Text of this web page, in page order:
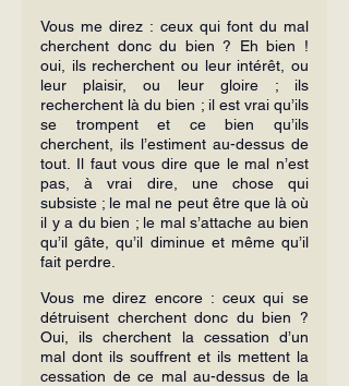
Vous me direz : ceux qui font du mal
cherchent donc du bien ? Eh bien !
oui, ils recherchent ou leur intérêt, ou
leur plaisir, ou leur gloire ; ils
recherchent là du bien ; il est vrai qu’ils
se trompent et ce bien qu’ils
cherchent, ils l’estiment au-dessus de
tout. Il faut vous dire que le mal n’est
pas, à vrai dire, une chose qui
subsiste ; le mal ne peut être que là où
il y a du bien ; le mal s’attache au bien
qu’il gâte, qu’il diminue et même qu’il
fait perdre.
Vous me direz encore : ceux qui se
détruisent cherchent donc du bien ?
Oui, ils cherchent la cessation d’un
mal dont ils souffrent et ils mettent la
cessation de ce mal au-dessus de la